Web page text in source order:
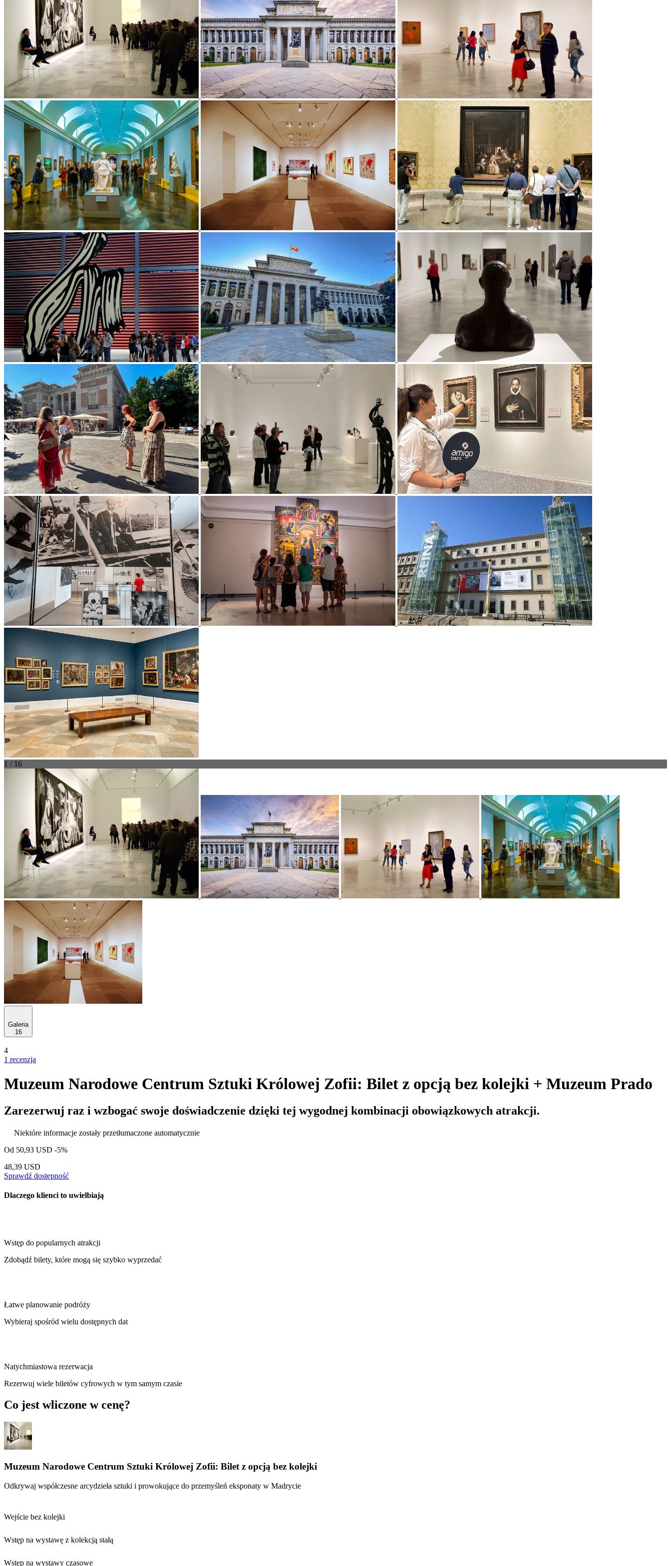
1 / 16
Galeria
16
4
1 recenzja
Muzeum Narodowe Centrum Sztuki Królowej Zofii: Bilet z opcją bez kolejki + Muzeum Prado
Zarezerwuj raz i wzbogać swoje doświadczenie dzięki tej wygodnej kombinacji obowiązkowych atrakcji.
Niektóre informacje zostały przetłumaczone automatycznie
Od 50,93 USD -5%
48,39 USD
Sprawdź dostępność
Dlaczego klienci to uwielbiają
Wstęp do popularnych atrakcji
Zdobądź bilety, które mogą się szybko wyprzedać
Łatwe planowanie podróży
Wybieraj spośród wielu dostępnych dat
Natychmiastowa rezerwacja
Rezerwuj wiele biletów cyfrowych w tym samym czasie
Co jest wliczone w cenę?
Muzeum Narodowe Centrum Sztuki Królowej Zofii: Bilet z opcją bez kolejki
Odkrywaj współczesne arcydzieła sztuki i prowokujące do przemyśleń eksponaty w Madrycie
Wejście bez kolejki
Wstęp na wystawę z kolekcją stałą
Wstęp na wystawy czasowe